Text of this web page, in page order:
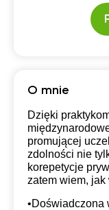
O mnie
Dzięki
promującej
zdolności nie
korepetycje
zatem wiem,
•Doświadczona